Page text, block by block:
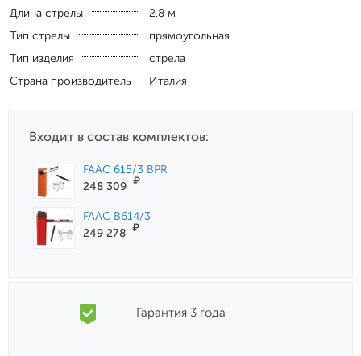
Длина стрелы
2.8 м
Тип стрелы
прямоугольная
Тип изделия
стрела
Страна производитель
Италия
Входит в состав комплектов:
FAAC 615/3 BPR
248 309 ₽
FAAC B614/3
249 278 ₽
Гарантия 3 года